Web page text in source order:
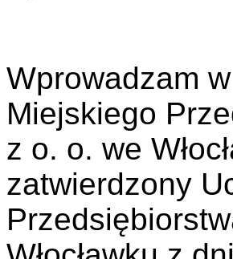
Wprowadzam
Miejskiego
z o. o. we
zatwierdzony